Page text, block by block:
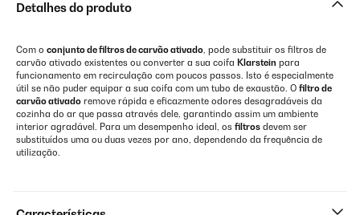
Detalhes do produto
Com o conjunto de filtros de carvão ativado, pode substituir os filtros de
carvão ativado existentes ou converter a sua coifa Klarstein para
funcionamento em recirculação com poucos passos. Isto é especialmente
útil se não puder equipar a sua coifa com um tubo de exaustão. O filtro de
carvão ativado remove rápida e eficazmente odores desagradáveis da
cozinha do ar que passa através dele, garantindo assim um ambiente
interior agradável. Para um desempenho ideal, os filtros devem ser
substituídos uma ou duas vezes por ano, dependendo da frequência de
utilização.